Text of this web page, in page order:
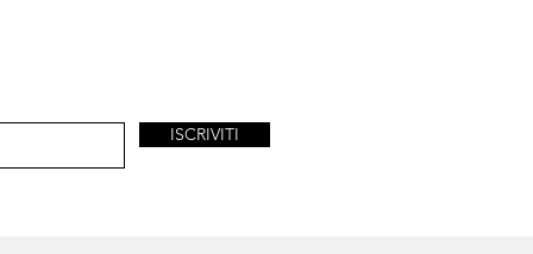
ISCRIVITI